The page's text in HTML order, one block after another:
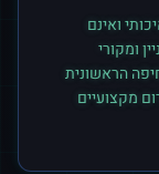
ואינם
ומקורי
הראשונית
מקצועיים